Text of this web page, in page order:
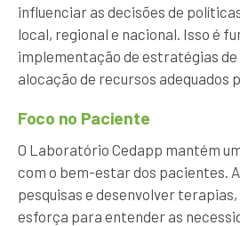
influenciar as decisões de
local, regional e nacional. Isso é
implementação de estratégias de
alocação de recursos adequados
Foco no Paciente
O Laboratório Cedapp mantém
com o bem-estar dos pacientes.
pesquisas e desenvolver
esforça para entender as